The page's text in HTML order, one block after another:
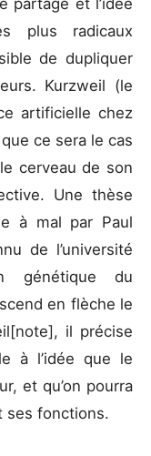
partagé et l’idée
plus radicaux
de dupliquer
Kurzweil (le
artificielle chez
ce sera le cas
cerveau de son
Une thèse
à mal par Paul
de l’université
génétique du
en flèche le
il précise
à l’idée que le
et qu’on pourra
ses fonctions.